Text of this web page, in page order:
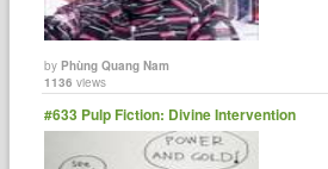
byPhùng Quang Nam
1136 views
#633 Pulp Fiction: Divine Intervention